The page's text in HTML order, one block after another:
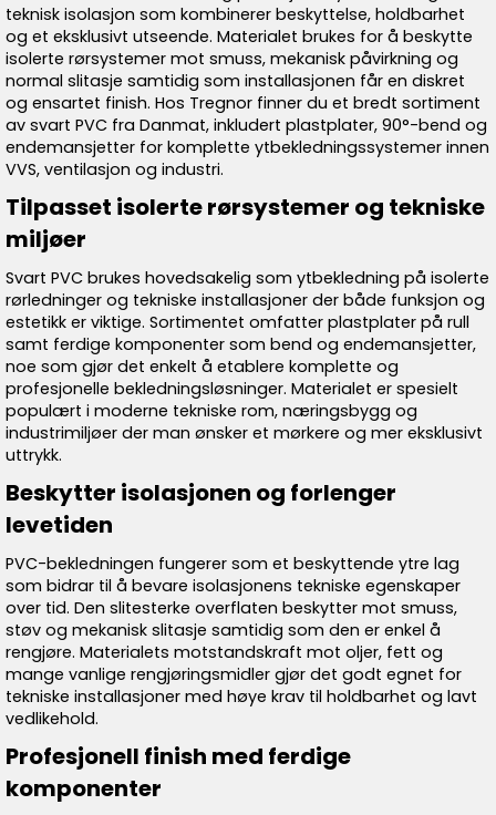
teknisk isolasjon som kombinerer beskyttelse, holdbarhet
og et eksklusivt utseende. Materialet brukes for å beskytte
isolerte rørsystemer mot smuss, mekanisk påvirkning og
normal slitasje samtidig som installasjonen får en diskret
og ensartet finish. Hos Tregnor finner du et bredt sortiment
av svart PVC fra Danmat, inkludert plastplater, 90°-bend og
endemansjetter for komplette ytbekledningssystemer innen
VVS, ventilasjon og industri.
Tilpasset isolerte rørsystemer og tekniske
miljøer
Svart PVC brukes hovedsakelig som ytbekledning på isolerte
rørledninger og tekniske installasjoner der både funksjon og
estetikk er viktige. Sortimentet omfatter plastplater på rull
samt ferdige komponenter som bend og endemansjetter,
noe som gjør det enkelt å etablere komplette og
profesjonelle bekledningsløsninger. Materialet er spesielt
populært i moderne tekniske rom, næringsbygg og
industrimiljøer der man ønsker et mørkere og mer eksklusivt
uttrykk.
Beskytter isolasjonen og forlenger
levetiden
PVC-bekledningen fungerer som et beskyttende ytre lag
som bidrar til å bevare isolasjonens tekniske egenskaper
over tid. Den slitesterke overflaten beskytter mot smuss,
støv og mekanisk slitasje samtidig som den er enkel å
rengjøre. Materialets motstandskraft mot oljer, fett og
mange vanlige rengjøringsmidler gjør det godt egnet for
tekniske installasjoner med høye krav til holdbarhet og lavt
vedlikehold.
Profesjonell finish med ferdige
komponenter